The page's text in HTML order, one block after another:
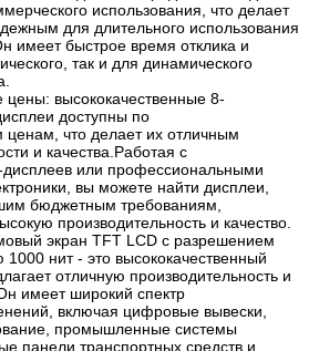
использования, что делает
для длительного использования
имеет быстрое время отклика и
так и для динамического
цены: высококачественные 8-
доступны по
ценам, что делает их отличным
и качества.Работая с
или профессиональными
вы можете найти дисплеи,
бюджетным требованиям,
производительность и качество.
экран TFT LCD с разрешением
нит - это высококачественный
отличную производительность и
имеет широкий спектр
включая цифровые вывески,
промышленные системы
панели транспортных средств и